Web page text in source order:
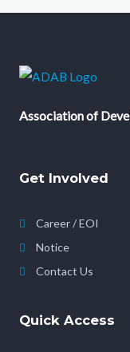
Association of
Get Involved
Career / EOI
Notice
Contact Us
Quick Access